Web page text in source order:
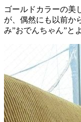
ゴールドカラーの美
が、偶然にも以前か
み”おでんちゃん”と